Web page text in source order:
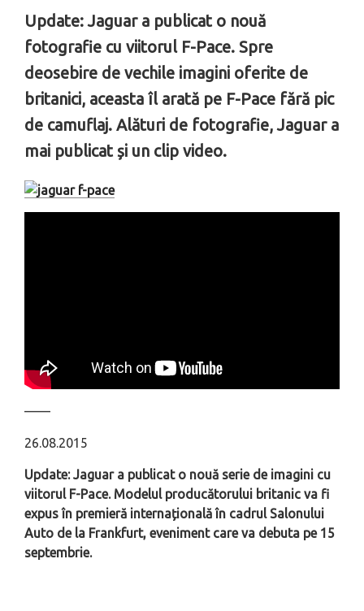
Update: Jaguar a publicat o nouă
fotografie cu viitorul F-Pace. Spre
deosebire de vechile imagini oferite de
britanici, aceasta îl arată pe F-Pace fără pic
de camuflaj. Alături de fotografie, Jaguar a
mai publicat și un clip video.
––––
26.08.2015
Update: Jaguar a publicat o nouă serie de imagini cu
viitorul F-Pace. Modelul producătorului britanic va fi
expus în premieră internațională în cadrul Salonului
Auto de la Frankfurt, eveniment care va debuta pe 15
septembrie.